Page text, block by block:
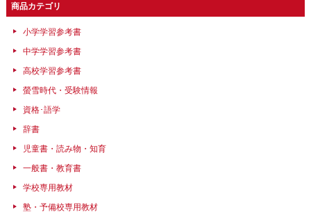
商品カテゴリ
小学学習参考書
中学学習参考書
高校学習参考書
螢雪時代・受験情報
資格･語学
辞書
児童書・読み物・知育
一般書・教育書
学校専用教材
塾・予備校専用教材